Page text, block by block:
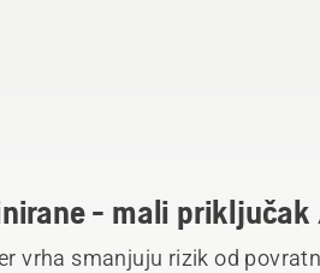
- mali
vrha smanjuju rizik od